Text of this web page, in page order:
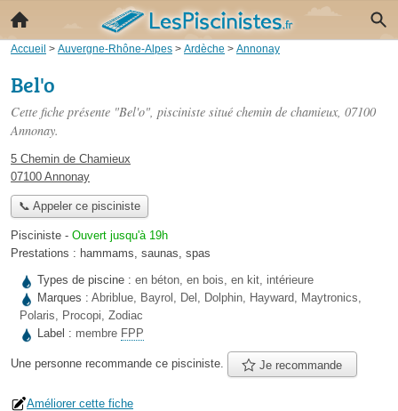
Accueil > Auvergne-Rhône-Alpes > Ardèche > Annonay
Bel'o
Cette fiche présente "Bel'o", pisciniste situé chemin de chamieux, 07100
Annonay.
5 Chemin de Chamieux
07100 Annonay
📞 Appeler ce pisciniste
Pisciniste - Ouvert jusqu'à 19h
Prestations : hammams, saunas, spas
Types de piscine : en béton, en bois, en kit, intérieure
Marques : Abriblue, Bayrol, Del, Dolphin, Hayward, Maytronics,
Polaris, Procopi, Zodiac
Label : membre FPP
Une personne recommande ce pisciniste. Je recommande
Améliorer cette fiche